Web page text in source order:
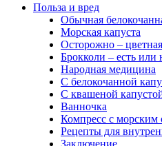
Польза и вред
Обычная
Морская капуста
Осторожно –
Брокколи – есть или
Народная медицина
С белокочанной
С квашеной
Ванночка
Компресс с
Рецепты для
Заключение